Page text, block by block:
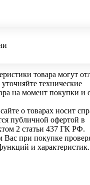
товара могут
технические
на момент покупки и
о товарах носит
публичной офертой в
2 статьи 437 ГК РФ.
Вас при покупке
и характеристик.